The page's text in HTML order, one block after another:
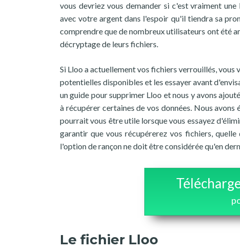
vous devriez vous demander si c'est vraiment
avec votre argent dans l'espoir qu'il tiendra sa
comprendre que de nombreux utilisateurs ont été
décryptage de leurs fichiers.
Si Lloo a actuellement vos fichiers verrouillés,
potentielles disponibles et les essayer avant
un guide pour supprimer Lloo et nous y avons
à récupérer certaines de vos données. Nous
pourrait vous être utile lorsque vous essayez
garantir que vous récupérerez vos fichiers,
l'option de rançon ne doit être considérée qu'en
Le fichier Lloo